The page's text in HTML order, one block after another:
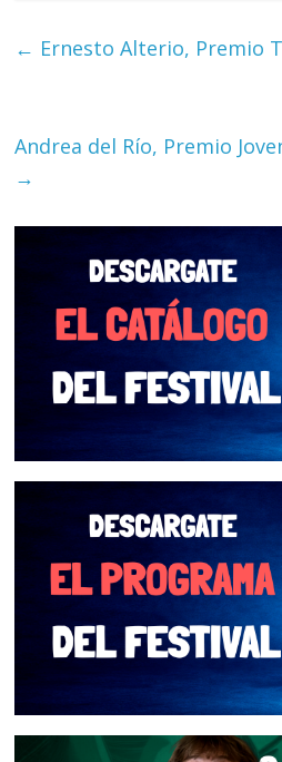
← Ernesto Alterio, Premio
Andrea del Río, Premio
→